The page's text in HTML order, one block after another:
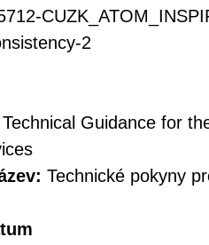
2
Technical Guidance for
Technické pokyny